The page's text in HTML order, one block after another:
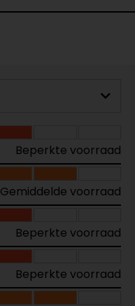
Beperkte voorraad
Gemiddelde voorraad
Beperkte voorraad
Beperkte voorraad